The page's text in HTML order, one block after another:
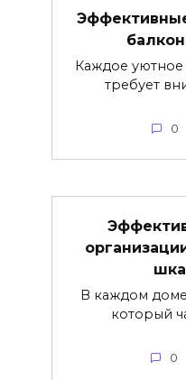
Каждое
требует
0
В каждом доме
который
0